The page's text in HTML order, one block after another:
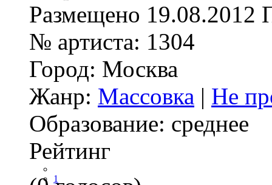
Размещено 19.08.2012
№ артиста: 1304
Город: Москва
Жанр: Массовка | Не
Образование: среднее
Рейтинг
1